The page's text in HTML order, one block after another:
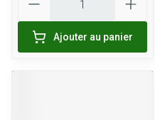
Ajouter au panier